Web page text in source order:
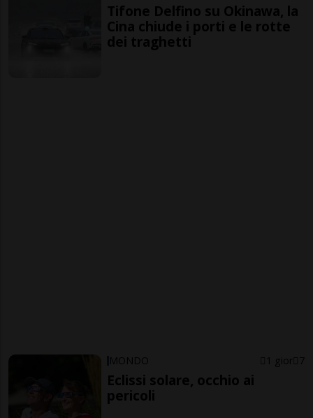
Tifone Delfino su Okinawa, la
Cina chiude i porti e le rotte
dei traghetti
MONDO 1 gior 7
Eclissi solare, occhio ai
pericoli